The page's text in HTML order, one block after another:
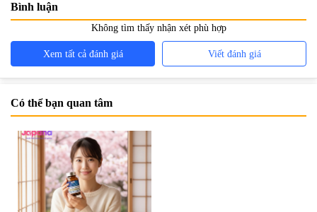
Bình luận
Không tìm thấy nhận xét phù hợp
Xem tất cả đánh giá Viết đánh giá
Có thể bạn quan tâm